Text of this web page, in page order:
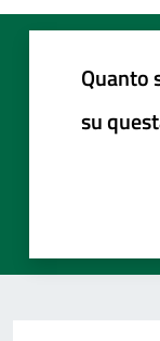
Quanto
su